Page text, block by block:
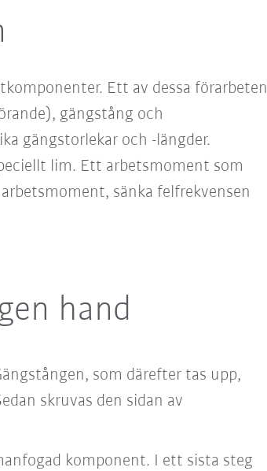
Ett av dessa förarbeten
gängstång och
gängstorlekar och -längder.
lim. Ett arbetsmoment som
sänka felfrekvensen
hand
som därefter tas upp,
skruvas den sidan av
komponent. I ett sista steg